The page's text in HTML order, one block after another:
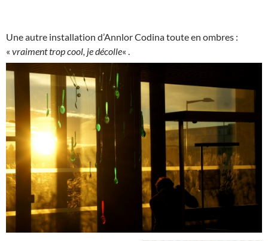
Une autre installation d’Annlor Codina toute en ombres :
« vraiment trop cool, je décolle« .